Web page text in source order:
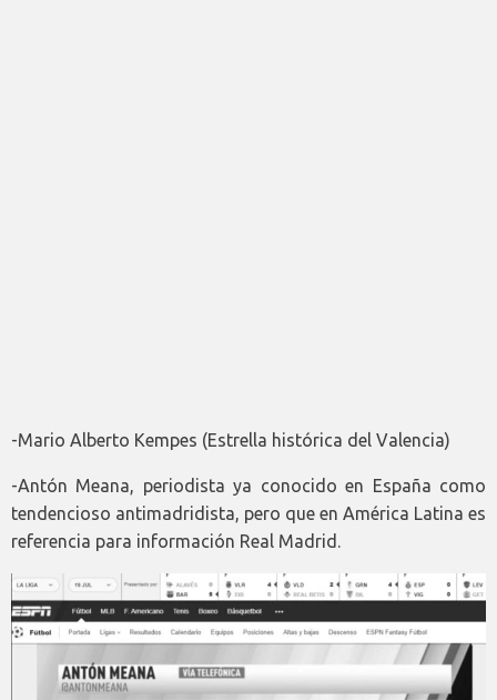
-Mario Alberto Kempes (Estrella histórica del Valencia)
-Antón Meana, periodista ya conocido en España como
tendencioso antimadridista, pero que en América Latina es
referencia para información Real Madrid.